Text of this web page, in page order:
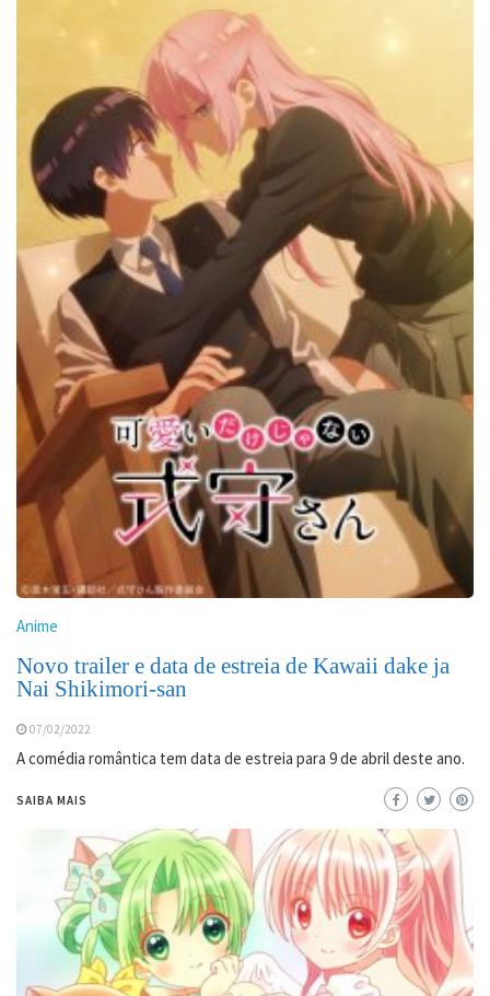
Anime
Novo trailer e data de estreia de Kawaii dake ja
Nai Shikimori-san
07/02/2022
A comédia romântica tem data de estreia para 9 de abril deste ano.
SAIBA MAIS